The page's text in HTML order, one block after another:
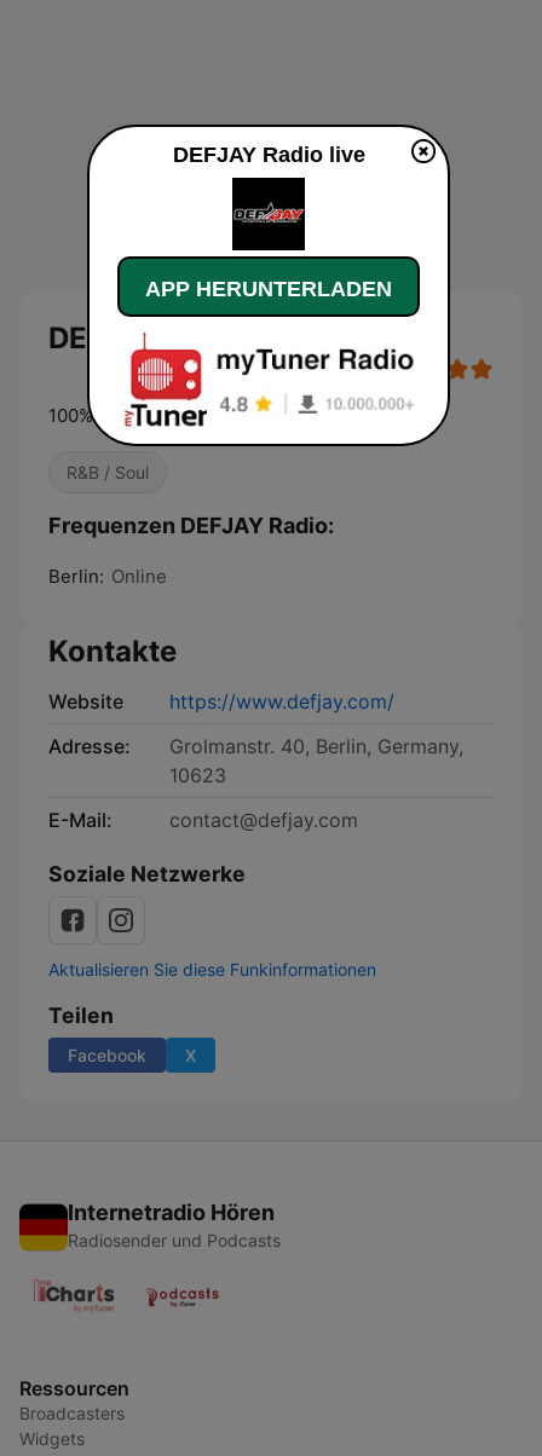
DEFJAY Radio Live
100% R&B Webradio
R&B / Soul
Frequenzen DEFJAY Radio:
Berlin: Online
Kontakte
Website
https://www.defjay.com/
Adresse:
Grolmanstr. 40, Berlin, Germany,
10623
E-Mail:
contact@defjay.com
Soziale Netzwerke
Aktualisieren Sie diese Funkinformationen
Teilen
Facebook X
Internetradio Hören
Radiosender und Podcasts
Ressourcen
Broadcasters
Widgets
DEFJAY Radio live
APP HERUNTERLADEN